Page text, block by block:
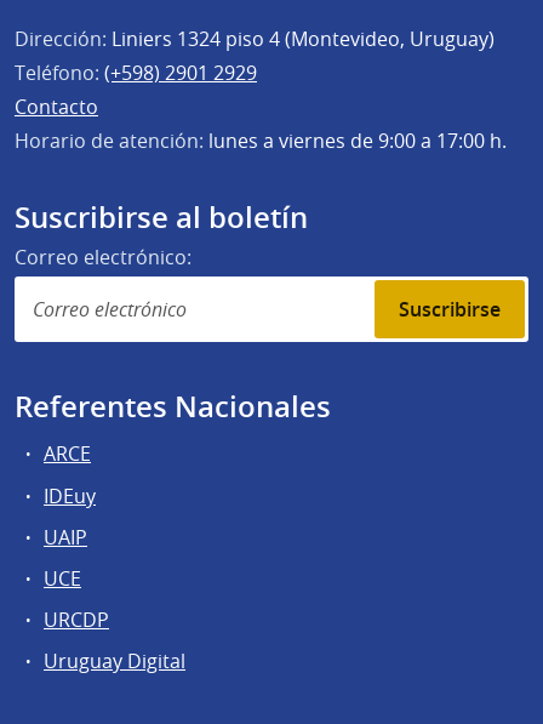
Dirección: Liniers 1324 piso 4 (Montevideo, Uruguay)
Teléfono: (+598) 2901 2929
Contacto
Horario de atención: lunes a viernes de 9:00 a 17:00 h.
Suscribirse al boletín
Correo electrónico:
Suscribirse
Referentes Nacionales
ARCE
IDEuy
UAIP
UCE
URCDP
Uruguay Digital